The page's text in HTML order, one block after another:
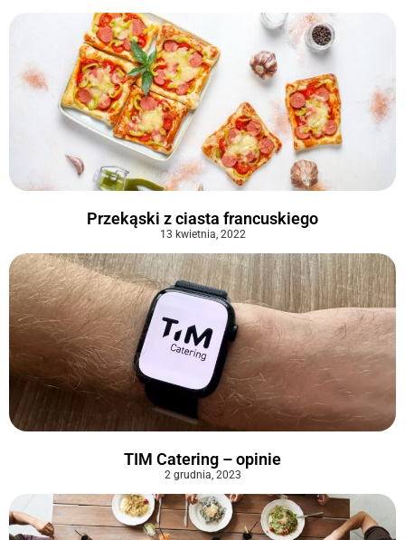
Przekąski z ciasta francuskiego
13 kwietnia, 2022
TIM Catering – opinie
2 grudnia, 2023